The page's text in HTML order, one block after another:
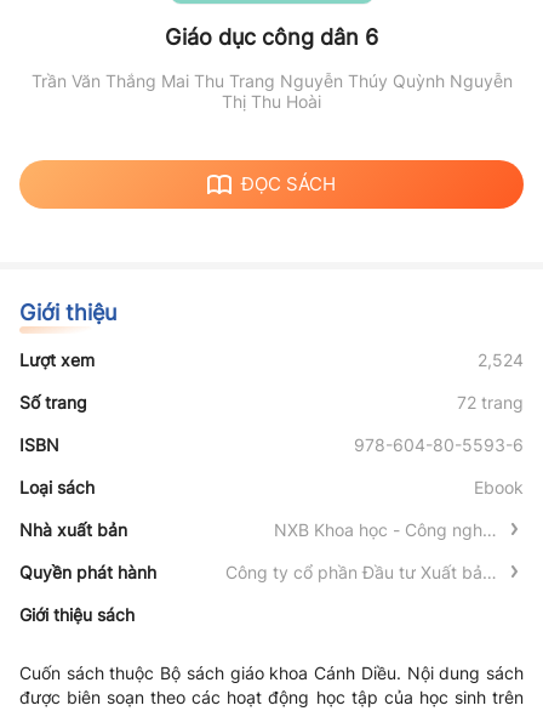
Giáo dục công dân 6
Trần Văn Thắng Mai Thu Trang Nguyễn Thúy Quỳnh Nguyễn
Thị Thu Hoài
ĐỌC SÁCH
Giới thiệu
Lượt xem 2,524
Số trang 72 trang
ISBN 978-604-80-5593-6
Loại sách Ebook
Nhà xuất bản
NXB Khoa học - Công nghệ -
Quyền phát hành
Công ty cổ phần Đầu tư Xuất bản -
Giới thiệu sách
Cuốn sách thuộc Bộ sách giáo khoa Cánh Diều. Nội dung sách
được biên soạn theo các hoạt động học tập của học sinh trên